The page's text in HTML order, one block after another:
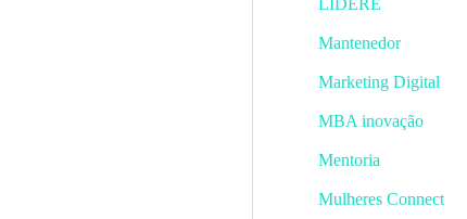
Mantenedor
Marketing Digital
MBA inovação
Mentoria
Mulheres Connect